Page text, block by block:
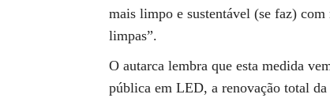
mais limpo e sustentável (se faz)
limpas”.
O autarca lembra que esta medida
pública em LED, a renovação total